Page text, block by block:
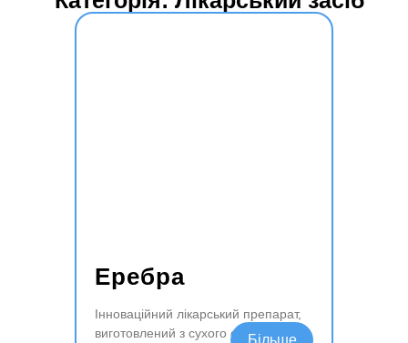
Еребра
Інноваційний лікарський препарат,
виготовлений з сухого екстракту
Читати далі